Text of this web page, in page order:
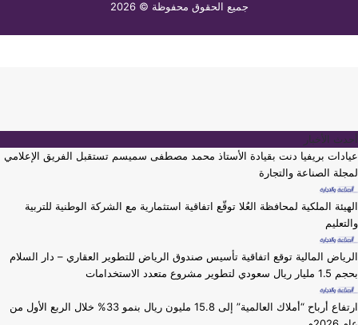
جميع الحقوق محفوظة © 2026
أحدث الأخبار
عيادات بريفيا دنت بقيادة الأستاذ محمد مصطفى سميسم تستقبل الفريق الإعلامي
لمجلة الصناعة والتجارة
الهيئة الملكية لمحافظة العُلا توقّع اتفاقية استثمارية مع الشركة الوطنية للتربية
والتعليم
الرياض المالية توقع اتفاقية تأسيس صندوق الرياض للتطوير العقاري – دار السلام
بحجم 1.5 مليار ريال سعودي لتطوير مشروع متعدد الاستخدامات
ارتفاع أرباح “أملاك العالمية” إلى 15.8 مليون ريال بنمو 33% خلال الربع الأول من